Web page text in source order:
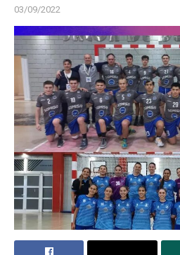
03/09/2022